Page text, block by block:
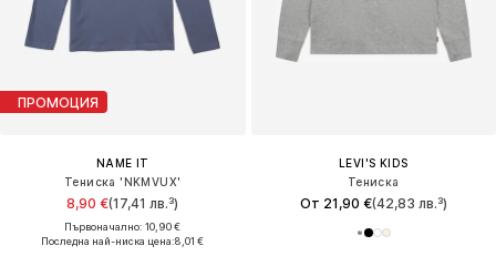
ПРОМОЦИЯ
NAME IT
Тениска 'NKMVUX'
8,90 €(17,41 лв.³)
Първоначално: 10,90 €
Последна най-ниска цена:8,01 €
LEVI'S KIDS
Тениска
От 21,90 €(42,83 лв.³)